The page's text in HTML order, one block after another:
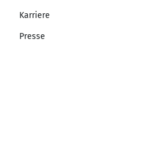
Karriere
Presse